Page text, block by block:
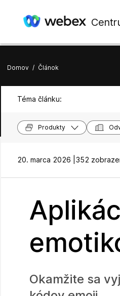
Domov / Článok
Téma článku:
Produkty
20. marca 2026 | 352
Okamžite sa